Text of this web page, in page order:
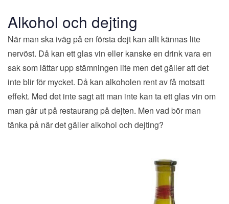
Alkohol och dejting
När man ska iväg på en första dejt kan allt kännas lite
nervöst. Då kan ett glas vin eller kanske en drink vara en
sak som lättar upp stämningen lite men det gäller att det
inte blir för mycket. Då kan alkoholen rent av få motsatt
effekt. Med det inte sagt att man inte kan ta ett glas vin om
man går ut på restaurang på dejten. Men vad bör man
tänka på när det gäller alkohol och dejting?